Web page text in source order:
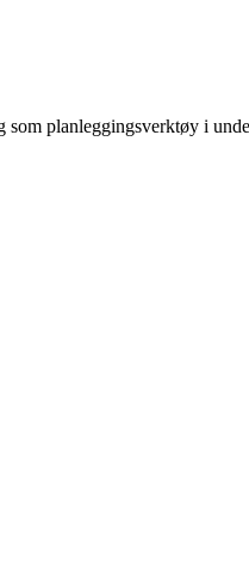
planleggingsverktøy i